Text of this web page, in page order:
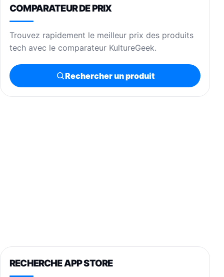
COMPARATEUR DE PRIX
Trouvez rapidement le meilleur prix des produits
tech avec le comparateur KultureGeek.
Rechercher un produit
RECHERCHE APP STORE